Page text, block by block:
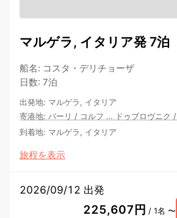
マルゲラ, イタリア発 7泊
船名: コスタ・デリチョーザ
日数: 7泊
出発地: マルゲラ, イタリア
寄港地: バーリ / コルフ … ドゥブロヴニク /
到着地: マルゲラ, イタリア
旅程を表示
2026/09/12 出発
225,607円 / 1名 〜